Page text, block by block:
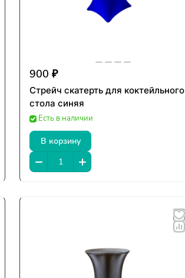
900 ₽
Стрейч скатерть для коктейльного
стола синяя
Есть в наличии
В корзину